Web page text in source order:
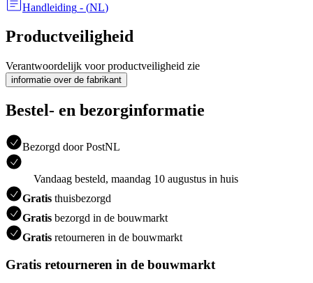
Handleiding - (NL)
Productveiligheid
Verantwoordelijk voor productveiligheid zie
informatie over de fabrikant
Bestel- en bezorginformatie
Bezorgd door PostNL
Vandaag besteld, maandag 10 augustus in huis
Gratis thuisbezorgd
Gratis bezorgd in de bouwmarkt
Gratis retourneren in de bouwmarkt
Gratis retourneren in de bouwmarkt